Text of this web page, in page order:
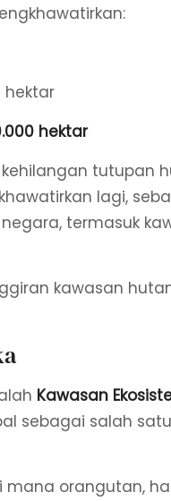
hektar
hektar
tutupan
lagi,
termasuk
kawasan
Kawasan
sebagai salah
orangutan,